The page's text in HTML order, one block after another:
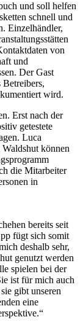
und soll helfen
schnell und
Einzelhändler,
von
und
Der Gast
wird.
Erst nach der
getestete
Luca
können
die Mitarbeiter
in
bereits seit
fügt sich somit
deshalb sehr,
genutzt werden
spielen bei der
ist für mich auch
gibt unseren
eine